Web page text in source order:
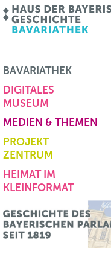
BAVARIATHEK
DIGITALES
MUSEUM
MEDIEN & THEMEN
PROJEKT
ZENTRUM
HEIMAT IM
KLEINFORMAT